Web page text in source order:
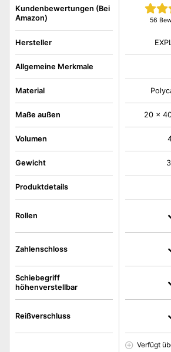
Kundenbewertungen (Bei
Amazon)
Hersteller
Allgemeine Merkmale
Material
Maße außen
Volumen
Gewicht
Produktdetails
Rollen
Zahlenschloss
Schiebegriff
höhenverstellbar
Reißverschluss
56
20 x
Verfügt